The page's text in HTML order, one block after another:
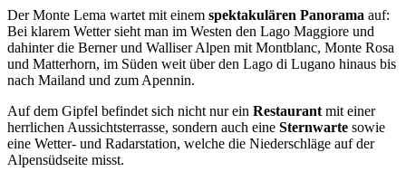
Der Monte Lema wartet mit einem spektakulären Panorama auf:
Bei klarem Wetter sieht man im Westen den Lago Maggiore und
dahinter die Berner und Walliser Alpen mit Montblanc, Monte Rosa
und Matterhorn, im Süden weit über den Lago di Lugano hinaus bis
nach Mailand und zum Apennin.
Auf dem Gipfel befindet sich nicht nur ein Restaurant mit einer
herrlichen Aussichtsterrasse, sondern auch eine Sternwarte sowie
eine Wetter- und Radarstation, welche die Niederschläge auf der
Alpensüdseite misst.